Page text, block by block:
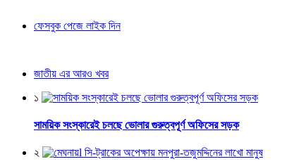
ফেসবুক পেজে লাইক দিন
জাতীয় এর আরও খবর
১
সাময়িক সংস্কারেই চলছে ভোলার গুরুত্বপূর্ণ অফিসের সড়ক
২